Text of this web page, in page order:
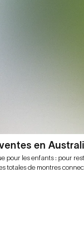
ventes en
pour les enfants : pour
totales de montres